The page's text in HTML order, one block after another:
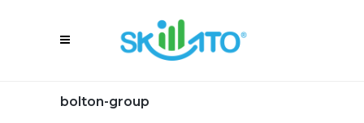
bolton-group